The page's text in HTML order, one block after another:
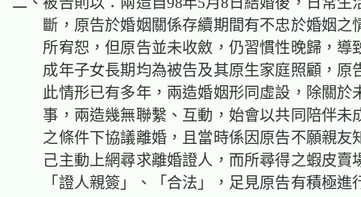
斷，原告於婚姻關係存續期間有不忠於婚姻之
所宥恕，但原告並未收斂，仍習慣性晚歸，導
成年子女長期均為被告及其原生家庭照顧，原
此情形已有多年，兩造婚姻形同虛設，除關於
事，兩造幾無聯繫、互動，始會以共同陪伴未
之條件下協議離婚，且當時係因原告不願親友
己主動上網尋求離婚證人，而所尋得之蝦皮賣
「證人親簽」、「合法」，足見原告有積極進